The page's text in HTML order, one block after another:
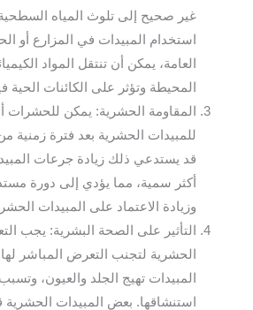
غير صحيح إلى تلوث المياه السطحية
استخدام المبيدات في المزارع أو
العامة، يمكن أن تنتقل المواد
المحيطة وتؤثر على الكائنات الحية
المقاومة الحشرية: يمكن للحشرات
للمبيدات الحشرية بعد فترة زمنية
قد يستدعي ذلك زيادة جرعات
أكثر سمية، مما يؤدي إلى دورة
وزيادة الاعتماد على المبيدات
التأثير على الصحة البشرية: يجب
الحشرية لتجنب التعرض المباشر
المبيدات تهيج الجلد والعيون،
استنشاقها. بعض المبيدات الحشرية